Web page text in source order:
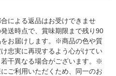
による返品はお受けできませ
送時点で、賞味期限まで残り90
をお届けします。※商品の色や質
忠実に再現するよう心がけてい
若干異なる場合がございます。※
ご利用いただくため、同一のお